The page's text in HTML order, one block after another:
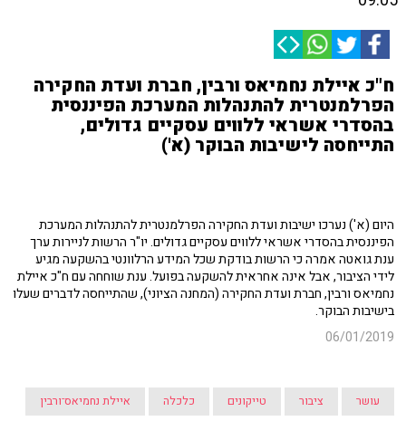
ח"כ איילת נחמיאס ורבין, חברת ועדת החקירה
הפרלמנטרית להתנהלות המערכת הפיננסית
בהסדרי אשראי ללווים עסקיים גדולים,
התייחסה לישיבות הבוקר (א')
היום (א') נערכו ישיבות ועדת החקירה הפרלמנטרית להתנהלות המערכת
הפיננסית בהסדרי אשראי ללווים עסקיים גדולים. יו"ר הרשות לניירות ערך
ענת גואטה אמרה כי הרשות בודקת שכל המידע הרלוונטי בהשקעה מגיע
לידי הציבור, אבל אינה אחראית להשקעה בפועל. ענת שוחחה עם ח"כ איילת
נחמיאס ורבין, חברת ועדת החקירה (המחנה הציוני), שהתייחסה לדברים שעלו
בישיבות הבוקר.
06/01/2019
עושר ציבור טייקונים כלכלה איילת נחמיאס־ורבין